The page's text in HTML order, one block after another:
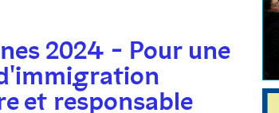
2024 - Pour une
et responsable